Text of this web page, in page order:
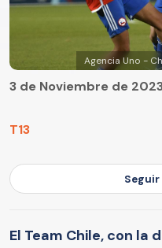
Agencia Uno -
T13
3 de Noviembre de
Seguir
El Team Chile, con la